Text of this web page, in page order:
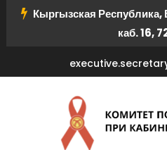
ПерейтиКыргызская
каб. 16,